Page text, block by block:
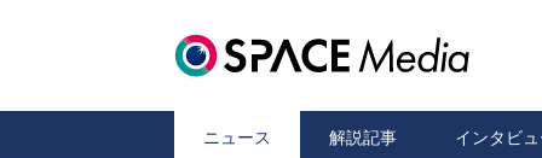
ニュース 解説記事 インタビ